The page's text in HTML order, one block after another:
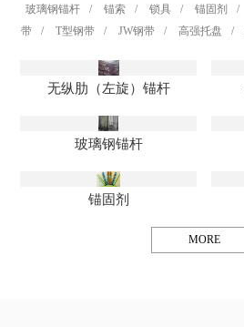
玻璃钢锚杆
/ 锚索 / 锁具 / 锚固剂 /
带
/ T型钢带 / JW钢带 / 高强托盘 /
无纵肋（左旋）锚杆
玻璃钢锚杆
锚固剂
MORE